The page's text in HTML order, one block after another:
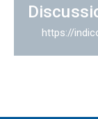
https://